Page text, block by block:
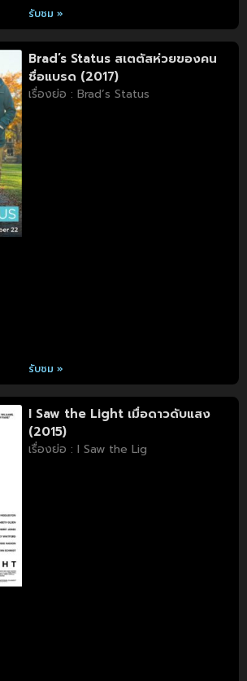
รับชม »
Brad’s Status สเตตัสห่วยของคน
ชื่อแบรด (2017)
เรื่องย่อ : Brad’s Status
รับชม »
I Saw the Light เมื่อดาวดับแสง
(2015)
เรื่องย่อ : I Saw the Lig